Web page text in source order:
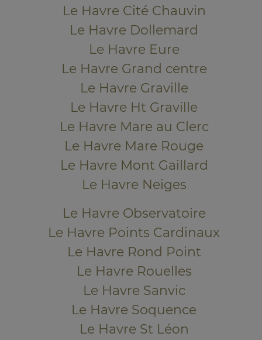
Le Havre Cité Chauvin
Le Havre Dollemard
Le Havre Eure
Le Havre Grand centre
Le Havre Graville
Le Havre Ht Graville
Le Havre Mare au Clerc
Le Havre Mare Rouge
Le Havre Mont Gaillard
Le Havre Neiges
Le Havre Observatoire
Le Havre Points Cardinaux
Le Havre Rond Point
Le Havre Rouelles
Le Havre Sanvic
Le Havre Soquence
Le Havre St Léon